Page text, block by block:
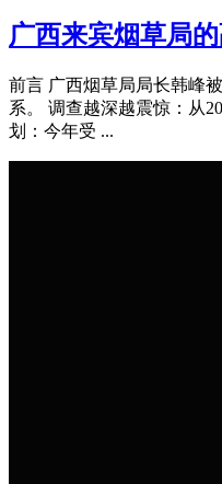
广西来宾烟草局
前言 广西烟草局局长韩峰
系。 调查越深越震惊：从
划：今年受 ...